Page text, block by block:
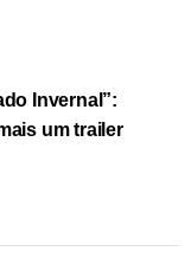
Invernal”:
um trailer